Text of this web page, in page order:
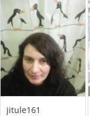
jitule161